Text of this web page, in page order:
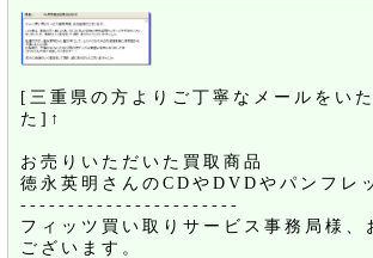
[三重県の方よりご丁寧なメールをい
た]↑
お売りいただいた買取商品
徳永英明さんのCDやDVDやパンフレ
-----------------------
フィッツ買い取りサービス事務局様、
ございます。